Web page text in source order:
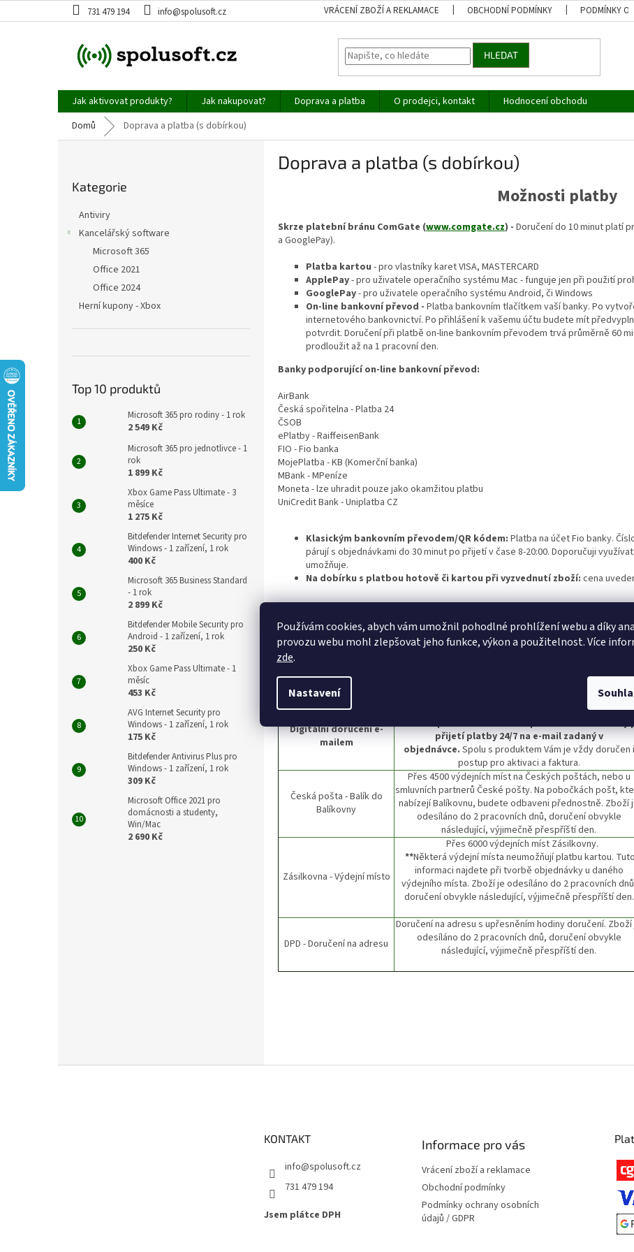
Používám cookies, abych vám umožnil pohodlné prohlížení webu a díky
provozu webu mohl zlepšovat jeho funkce, výkon a použitelnost. Více
zde.
Nastavení
na
731 479 194 info@spolusoft.cz VRÁCENÍ ZBOŽÍ A REKLAMACE OBCHODNÍ PODMÍNKY PODMÍNKY
HLEDAT
Jak aktivovat produkty? Jak nakupovat? Doprava a platba O prodejci, kontakt
Hodnocení obchodu
Domů
Doprava a platba (s dobírkou)
kategorie
Kategorie
Antiviry
Kancelářský software
Microsoft 365
Office 2021
Office 2024
Herní kupony - Xbox
Top 10 produktů
Microsoft 365 pro rodiny - 1 rok
2 549 Kč
Microsoft 365 pro jednotlivce - 1
rok
1 899 Kč
Xbox Game Pass Ultimate - 3
měsíce
1 275 Kč
Bitdefender Internet Security pro
Windows - 1 zařízení, 1 rok
400 Kč
Microsoft 365 Business Standard
- 1 rok
2 899 Kč
Bitdefender Mobile Security pro
Android - 1 zařízení, 1 rok
250 Kč
Xbox Game Pass Ultimate - 1
měsíc
453 Kč
AVG Internet Security pro
Windows - 1 zařízení, 1 rok
175 Kč
Bitdefender Antivirus Plus pro
Windows - 1 zařízení, 1 rok
309 Kč
Microsoft Office 2021 pro
domácnosti a studenty,
Win/Mac
2 690 Kč
Doprava a platba (s dobírkou)
Možnosti platby
Skrze platební bránu ComGate (www.comgate.cz) - Doručení do 10 minut platí
a GooglePay).
Platba kartou -pro vlastníky karet VISA, MASTERCARD
ApplePay- pro uživatele operačního systému Mac - funguje jen při použití
GooglePay- pro uživatele operačního systému Android, či Windows
On-line bankovní převod - Platba bankovním tlačítkem vaší banky. Po
internetového bankovnictví. Po přihlášení k vašemu účtu budete mít
potvrdit. Doručení při platbě on-line bankovním převodem trvá průměrně 60
prodloužit až na 1 pracovní den.
Banky podporující on-line bankovní převod:
AirBank
Česká spořitelna - Platba 24
ČSOB
ePlatby - RaiffeisenBank
FIO - Fio banka
MojePlatba - KB (Komerční banka)
MBank - MPeníze
Moneta - lze uhradit pouze jako okamžitou platbu
UniCredit Bank - Uniplatba CZ
Klasickým bankovním převodem/QR kódem: Platba na účet Fio banky.
párují s objednávkami do 30 minut po přijetí v čase 8-20:00. Doporučuji
umožňuje.
Na dobírku s platbou hotově či kartou při vyzvednutí zboží: cena
Doprava po ČR
TYP DOPRAVY
Digitální doručení e-
mailem
Pro nákup elektronických licencí. Doba doručení je
přijetí platby 24/7 na e-mail zadaný v
objednávce. Spolu s produktem Vám je vždy doručen i
postup pro aktivaci a faktura.
Česká pošta - Balík do
Balíkovny
Přes 4500 výdejních míst na Českých poštách, nebo u
smluvních partnerů České pošty. Na pobočkách pošt,
nabízejí Balíkovnu, budete odbaveni přednostně. Zboží
odesíláno do 2 pracovních dnů, doručení obvykle
následující, výjimečně přespříští den.
Zásilkovna - Výdejní místo
Přes 6000 výdejních míst Zásilkovny.
**Některá výdejní místa neumožňují platbu kartou. Tuto
informaci najdete při tvorbě objednávky u daného
výdejního místa. Zboží je odesíláno do 2 pracovních
doručení obvykle následující, výjimečně přespříští den.
DPD - Doručení na adresu
Doručení na adresu s upřesněním hodiny doručení. Zboží
odesíláno do 2 pracovních dnů, doručení obvykle
následující, výjimečně přespříští den.
KONTAKT
info@spolusoft.cz
731 479 194
Jsem plátce DPH
Informace pro vás
Vrácení zboží a reklamace
Obchodní podmínky
Podmínky ochrany osobních
údajů / GDPR